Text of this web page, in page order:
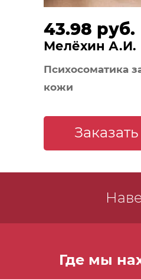
43.98 руб.
Мелёхин А.И.
Психосоматика
кожи
Заказать
Где мы